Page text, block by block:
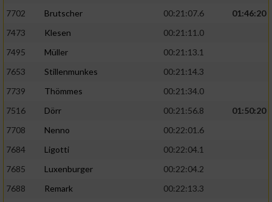
7702
Brutscher 00:21:07.6
01:46:20
7473
Klesen
00:21:11.0
7495
Müller
00:21:13.1
7653
Stillenmunkes
00:21:14.3
7739
Thömmes
00:21:34.0
7516
Dörr 00:21:56.8
01:50:20
7708
Nenno
00:22:01.6
7684
Ligotti
00:22:04.1
7685
Luxenburger
00:22:04.2
7688
Remark
00:22:13.3